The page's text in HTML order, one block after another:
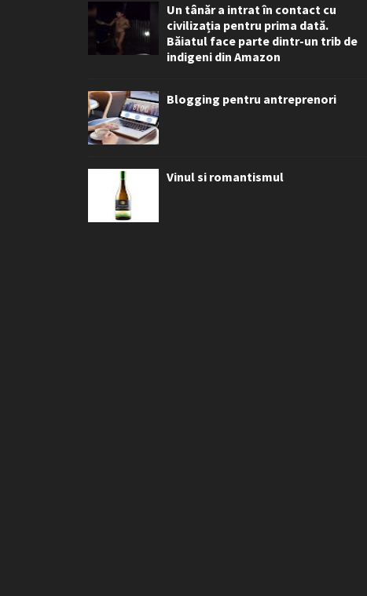
Un tânăr a intrat în contact cu
civilizația pentru prima dată.
Băiatul face parte dintr-un trib de
indigeni din Amazon
Blogging pentru antreprenori
Vinul si romantismul